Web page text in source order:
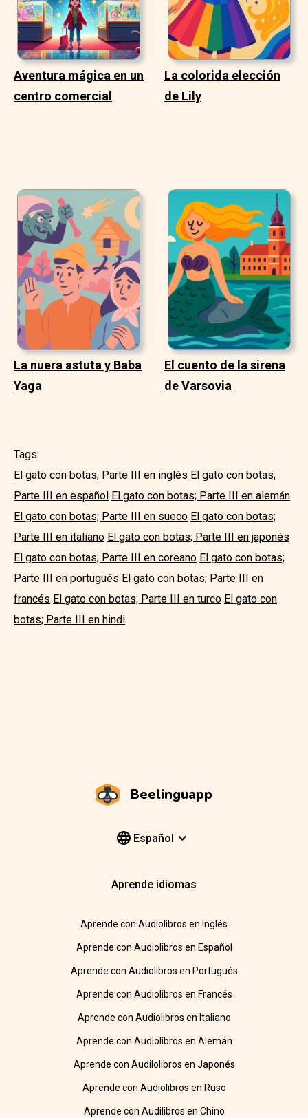
Aventura mágica en un
centro comercial
La colorida elección
de Lily
La nuera astuta y Baba
Yaga
El cuento de la sirena
de Varsovia
Tags:
El gato con botas; Parte III en inglés El gato con botas;
Parte III en español El gato con botas; Parte III en alemán
El gato con botas; Parte III en sueco El gato con botas;
Parte III en italiano El gato con botas; Parte III en japonés
El gato con botas; Parte III en coreano El gato con botas;
Parte III en portugués El gato con botas; Parte III en
francés El gato con botas; Parte III en turco El gato con
botas; Parte III en hindi
Beelinguapp
Español
Aprende idiomas
Aprende con Audiolibros en Inglés
Aprende con Audiolibros en Español
Aprende con Audiolibros en Portugués
Aprende con Audiolibros en Francés
Aprende con Audiolibros en Italiano
Aprende con Audiolibros en Alemán
Aprende con Audilolibros en Japonés
Aprende con Audiolibros en Ruso
Aprende con Audilibros en Chino